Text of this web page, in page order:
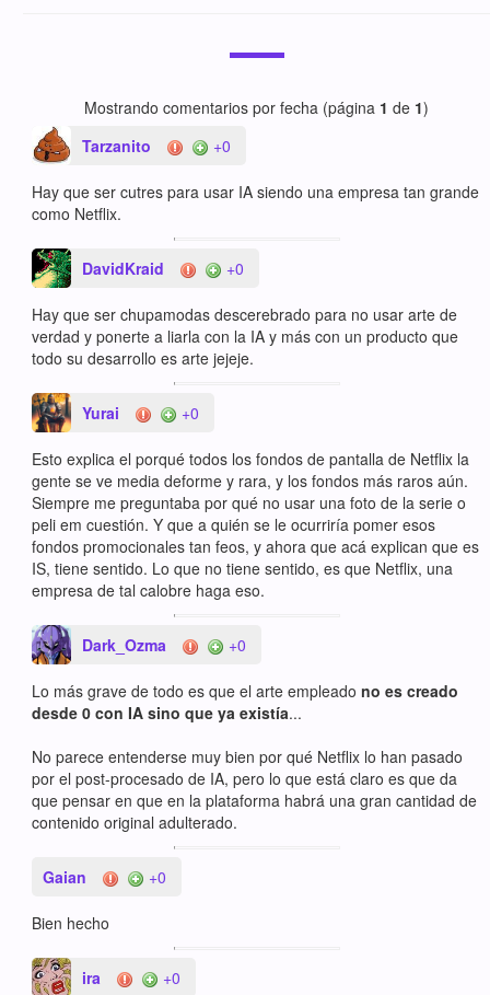
Mostrando comentarios por fecha (página 1 de 1)
Tarzanito
+0
Hay que ser cutres para usar IA siendo una empresa tan grande
como Netflix.
DavidKraid +0
Hay que ser chupamodas descerebrado para no usar arte de
verdad y ponerte a liarla con la IA y más con un producto que
todo su desarrollo es arte jejeje.
Yurai +0
Esto explica el porqué todos los fondos de pantalla de Netflix la
gente se ve media deforme y rara, y los fondos más raros aún.
Siempre me preguntaba por qué no usar una foto de la serie o
peli em cuestión. Y que a quién se le ocurriría pomer esos
fondos promocionales tan feos, y ahora que acá explican que es
IS, tiene sentido. Lo que no tiene sentido, es que Netflix, una
empresa de tal calobre haga eso.
Dark_Ozma +0
Lo más grave de todo es que el arte empleadono es creado
desde 0 con IA sino que ya existía...
No parece entenderse muy bien por qué Netflix lo han pasado
por el post-procesado de IA, pero lo que está claro es que da
que pensar en que en la plataforma habrá una gran cantidad de
contenido original adulterado.
Gaian +0
Bien hecho
ira +0